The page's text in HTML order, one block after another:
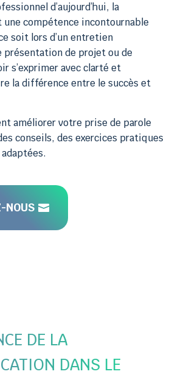
d’aujourd’hui, la
une compétence incontournable
soit lors d’un entretien
présentation de projet ou de
s’exprimer avec clarté et
la différence entre le succès et
améliorer votre prise de parole
conseils, des exercices pratiques
NOUS
DE LA
DANS LE